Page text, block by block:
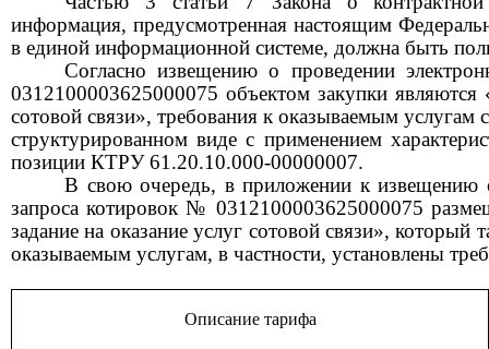
информация, предусмотренная настоящим
в единой информационной системе, должна быть
Согласно извещению о проведении
0312100003625000075 объектом закупки являются
сотовой связи», требования к оказываемым услугам
структурированном видес применением
позиции КТРУ61.20.10.000-00000007.
В свою очередь, вприложении к извещению
запроса котировок № 0312100003625000075
задание на оказание услуг сотовой связи», который
оказываемым услугам, в частности, установлены
Описаниетарифа